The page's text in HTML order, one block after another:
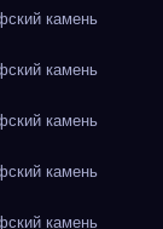
камень
камень
камень
камень
камень